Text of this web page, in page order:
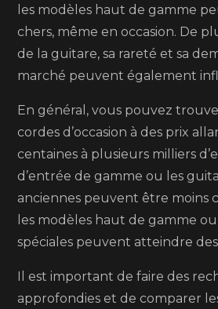
les modèles haut de gamme
chers, même en occasion. De
de la guitare, sa rareté et sa
marché peuvent également
En général, vous pouvez
cordes d’occasion à des prix
centaines à plusieurs milliers
d’entrée de gamme ou les
anciennes peuvent être moins
les modèles haut de gamme
spéciales peuvent atteindre
Il est important de faire des
approfondies et de comparer